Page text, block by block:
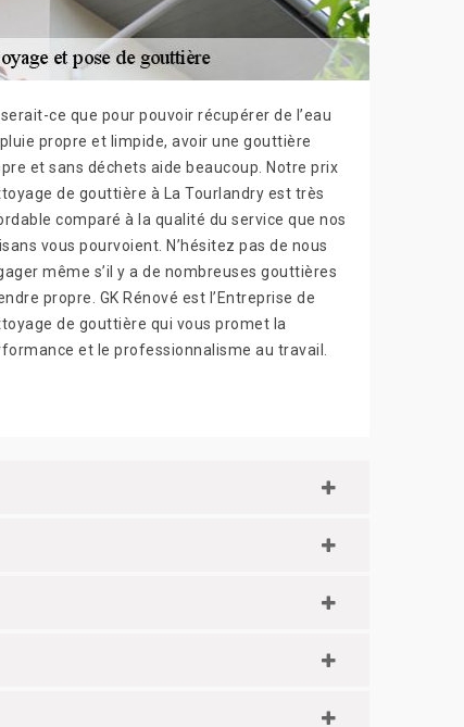
serait-ce que pour pouvoir récupérer de l’eau
propre et limpide, avoir une gouttière
et sans déchets aide beaucoup. Notre prix
de gouttière à La Tourlandry est très
comparé à la qualité du service que nos
vous pourvoient. N’hésitez pas de nous
même s’il y a de nombreuses gouttières
propre. GK Rénové est l’Entreprise de
de gouttière qui vous promet la
et le professionnalisme au travail.